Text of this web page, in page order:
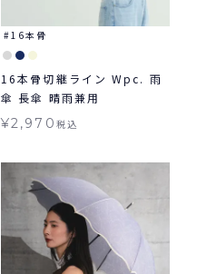
16本骨
16本骨切継ライン Wpc. 雨
傘 長傘 晴雨兼用
¥2,970 税込